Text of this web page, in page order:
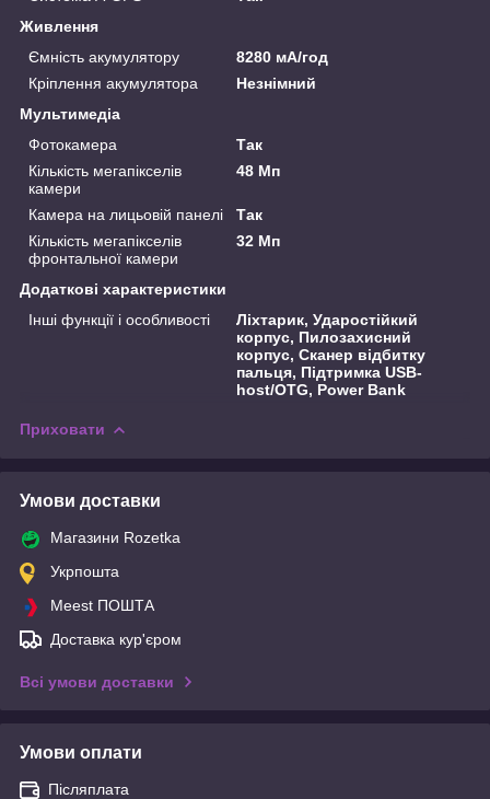
Живлення
Ємність акумулятору
8280 мА/год
Кріплення акумулятора
Незнімний
Мультимедіа
Фотокамера
Так
Кількість мегапікселів
камери
48 Мп
Камера на лицьовій панелі
Так
Кількість мегапікселів
фронтальної камери
32 Мп
Додаткові характеристики
Інші функції і особливості
Ліхтарик, Ударостійкий
корпус, Пилозахисний
корпус, Сканер відбитку
пальця, Підтримка USB-
host/OTG, Power Bank
Приховати
Умови доставки
Магазини Rozetka
Укрпошта
Meest ПОШТА
Доставка кур'єром
Всі умови доставки
Умови оплати
Післяплата